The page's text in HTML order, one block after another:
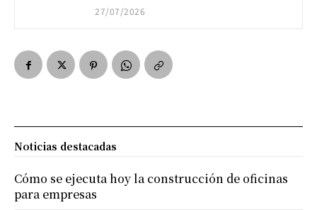
27/07/2026
Noticias destacadas
Cómo se ejecuta hoy la construcción de oficinas
para empresas